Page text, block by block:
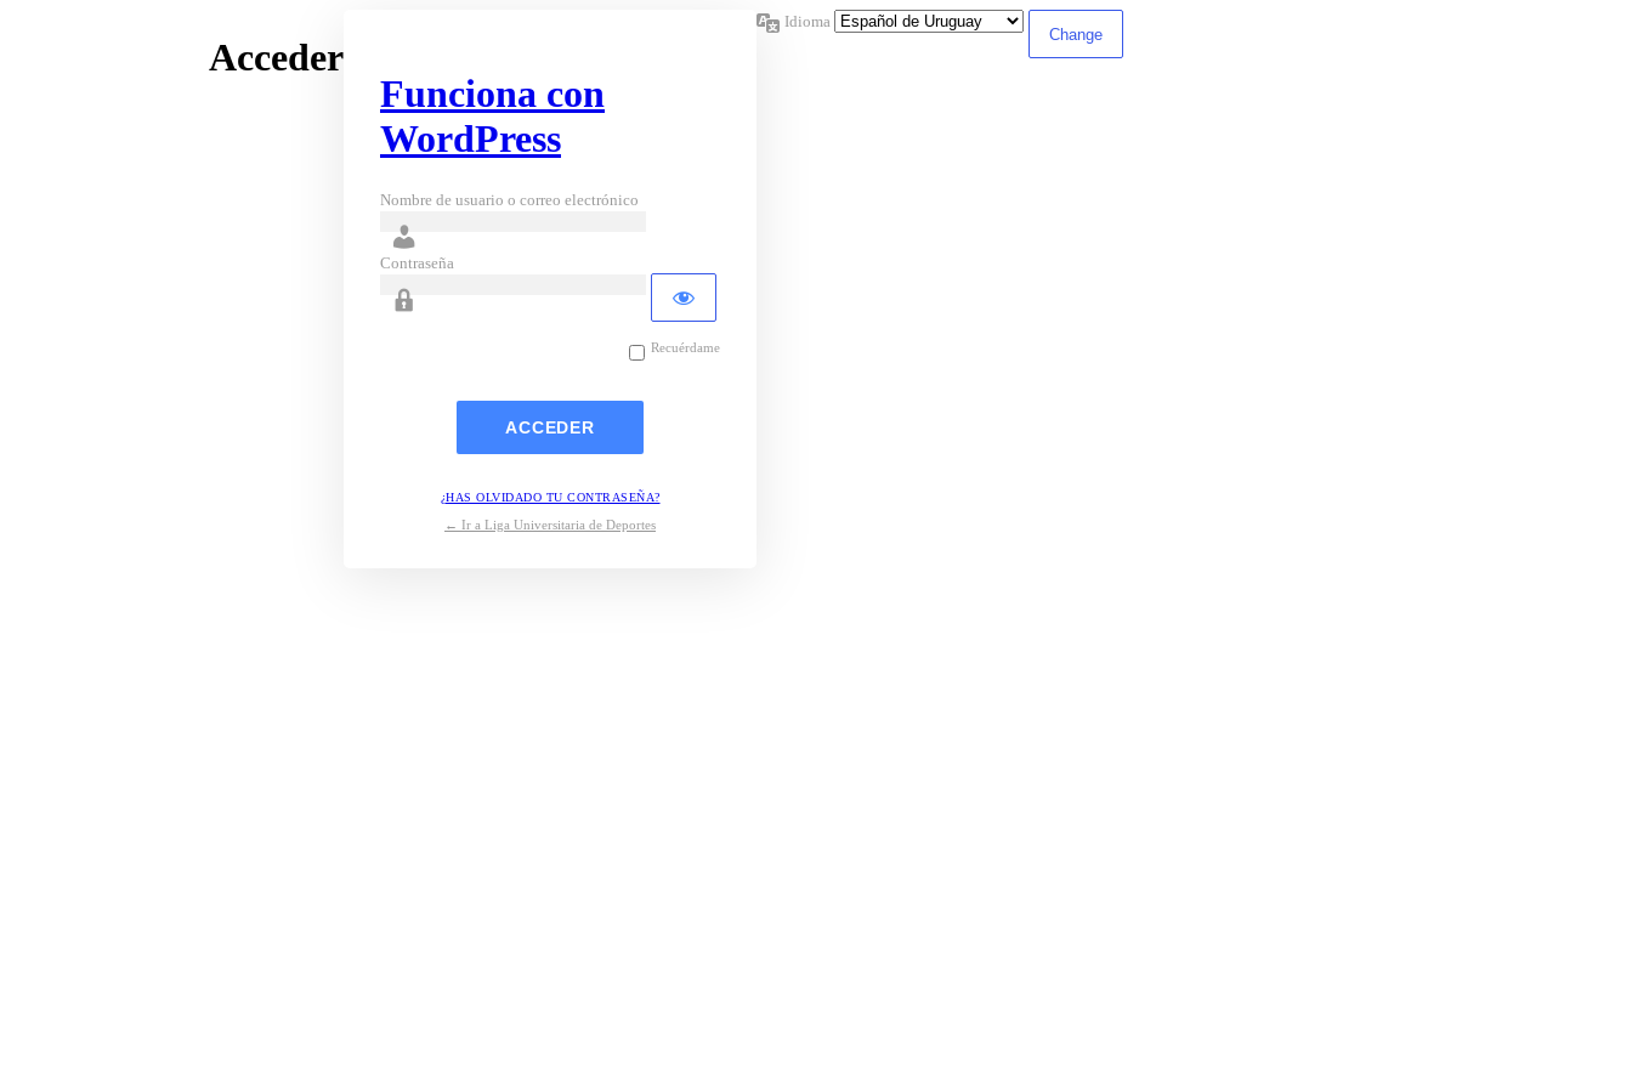
Acceder
Funciona con
WordPress
Nombre de usuario o correo electrónico
Contraseña
Recuérdame
¿HAS OLVIDADO TU CONTRASEÑA?
← Ir a Liga Universitaria de Deportes
Idioma